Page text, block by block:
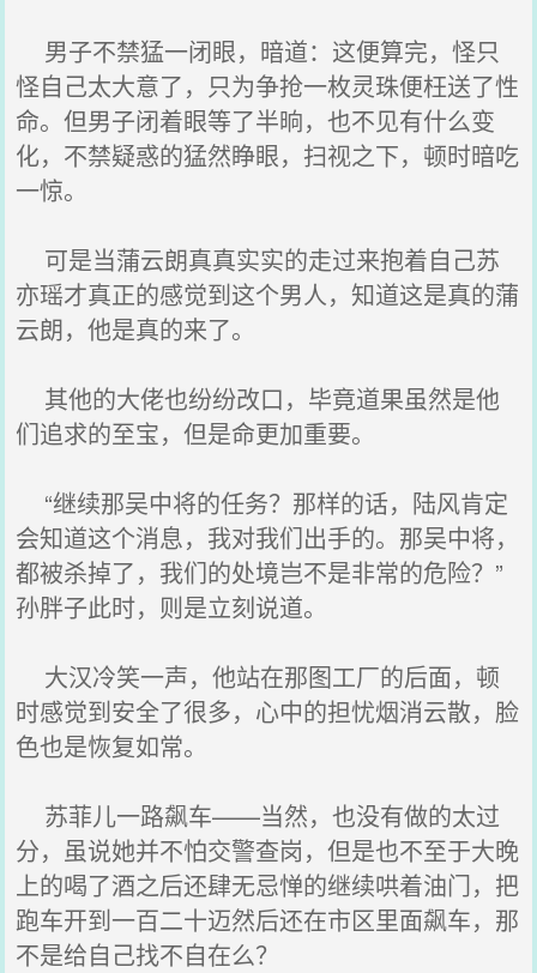
男子不禁猛一闭眼，暗道：这便算完，怪只
怪自己太大意了，只为争抢一枚灵珠便枉送了性
命。但男子闭着眼等了半晌，也不见有什么变
化，不禁疑惑的猛然睁眼，扫视之下，顿时暗吃
一惊。
可是当蒲云朗真真实实的走过来抱着自己苏
亦瑶才真正的感觉到这个男人，知道这是真的蒲
云朗，他是真的来了。
其他的大佬也纷纷改口，毕竟道果虽然是他
们追求的至宝，但是命更加重要。
“继续那吴中将的任务？那样的话，陆风肯定
会知道这个消息，我对我们出手的。那吴中将，
都被杀掉了，我们的处境岂不是非常的危险？”
孙胖子此时，则是立刻说道。
大汉冷笑一声，他站在那图工厂的后面，顿
时感觉到安全了很多，心中的担忧烟消云散，脸
色也是恢复如常。
苏菲儿一路飙车——当然，也没有做的太过
分，虽说她并不怕交警查岗，但是也不至于大晚
上的喝了酒之后还肆无忌惮的继续哄着油门，把
跑车开到一百二十迈然后还在市区里面飙车，那
不是给自己找不自在么？